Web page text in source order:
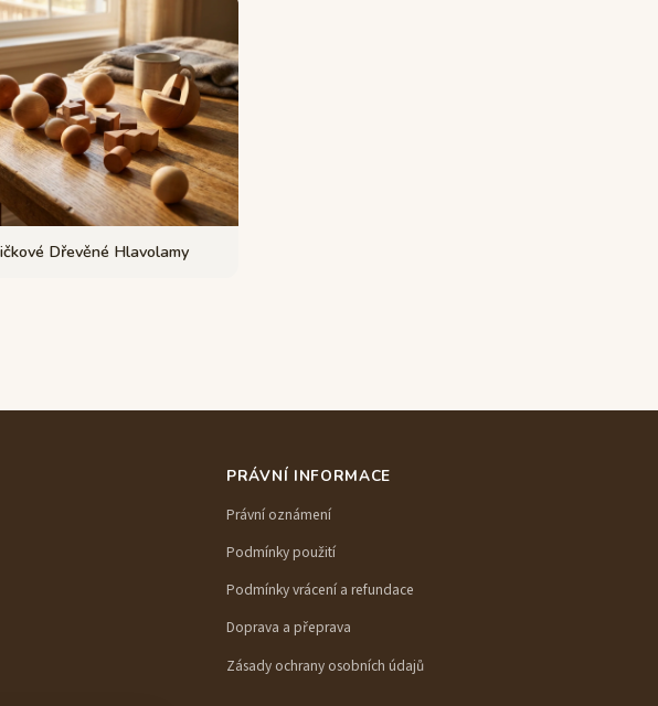
Dřevěné Hlavolamy
PRÁVNÍ INFORMACE
Právní oznámení
Podmínky použití
Podmínky vrácení a refundace
Doprava a přeprava
Zásady ochrany osobních údajů